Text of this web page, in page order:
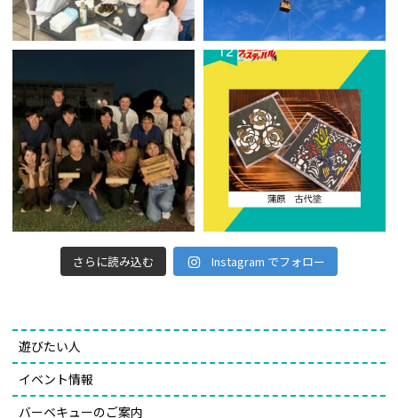
さらに読み込む Instagram でフォロー
遊びたい人
イベント情報
バーベキューのご案内